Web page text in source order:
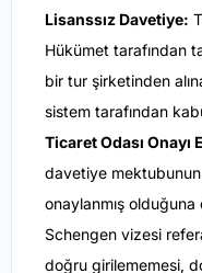
Lisanssız Davetiye:
Hükümet tarafından
bir tur şirketinden
sistem tarafından
Ticaret Odası Onayı
davetiye
onaylanmış olduğuna
Schengen vizesi
doğru girilememesi,